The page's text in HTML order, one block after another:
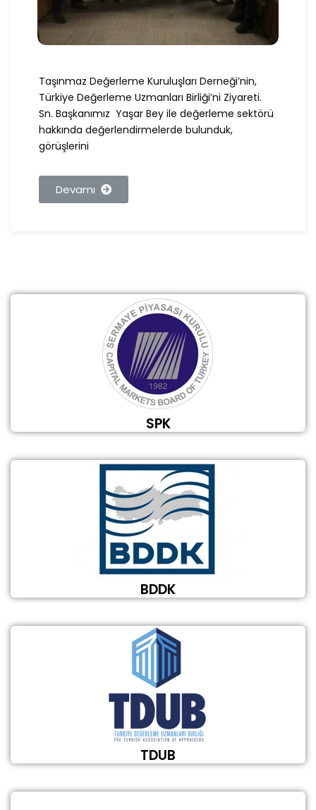
Taşınmaz Değerleme Kuruluşları Derneği’nin,
Türkiye Değerleme Uzmanları Birliği’ni Ziyareti.
Sn. Başkanımız Yaşar Bey ile değerleme sektörü
hakkında değerlendirmelerde bulunduk,
görüşlerini
Devamı
SPK
BDDK
TDUB